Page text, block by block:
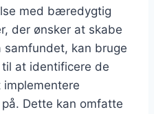
med bæredygtig
der ønsker at skabe
samfundet, kan bruge
at identificere de
Dette kan omfatte